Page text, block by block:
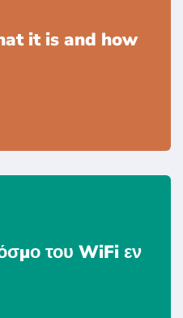
it is and how
του WiFi εν